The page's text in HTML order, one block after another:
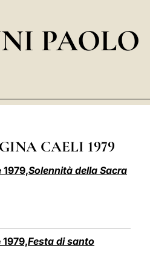
POLSKI
PAOLO
CAELI 1979
Solennità della Sacra
Festa di santo